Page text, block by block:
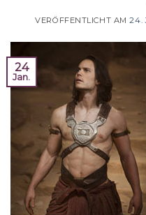
VERÖFFENTLICHT AM24.
24
Jan.